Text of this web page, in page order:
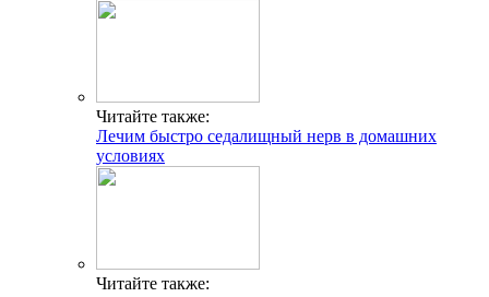
Читайте также:
Лечим быстро седалищный нерв в домашних
условиях
Читайте также: